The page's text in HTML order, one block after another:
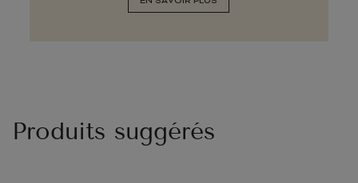
Produits suggérés